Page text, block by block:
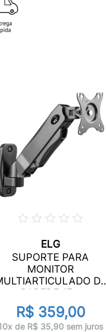
ELG
SUPORTE PARA
MONITOR
DE
PAREDE 17...
R$ 359,00
de R$ 35,90 sem juros